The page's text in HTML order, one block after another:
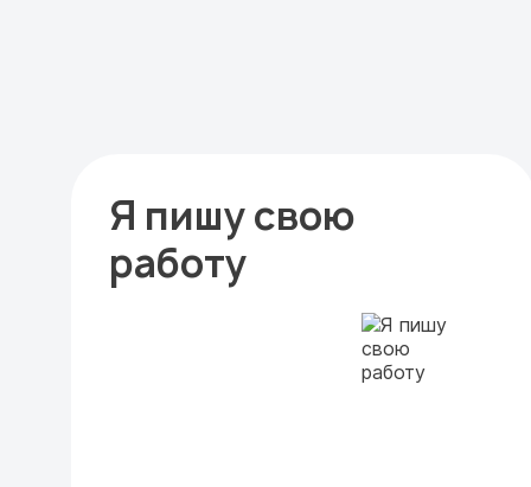
Я пишу свою
работу